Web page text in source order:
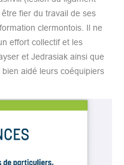
fier du travail de ses
clermontois. Il ne
effort collectif et les
et Jedrasiak ainsi que
bien aidé leurs coéquipiers